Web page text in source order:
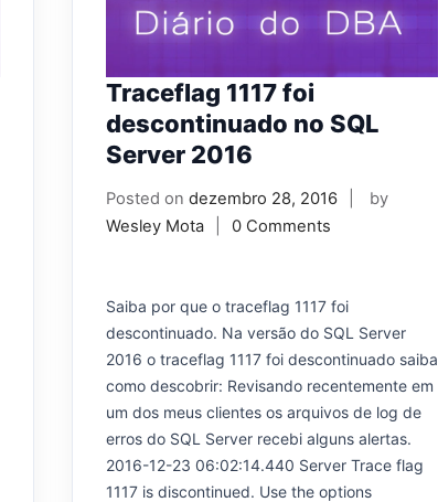
Traceflag 1117 foi
descontinuado no SQL
Server 2016
Posted on dezembro 28, 2016
by
Wesley Mota
0 Comments
Saiba por que o traceflag 1117 foi
descontinuado. Na versão do SQL Server
2016 o traceflag 1117 foi descontinuado saiba
como descobrir: Revisando recentemente em
um dos meus clientes os arquivos de log de
erros do SQL Server recebi alguns alertas.
2016-12-23 06:02:14.440 Server Trace flag
1117 is discontinued. Use the options